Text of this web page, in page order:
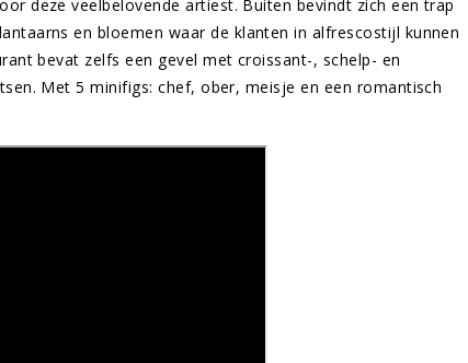
deze veelbelovende artiest. Buiten bevindt zich een trap
en bloemen waar de klanten in alfrescostijl kunnen
bevat zelfs een gevel met croissant-, schelp- en
Met 5 minifigs: chef, ober, meisje en een romantisch